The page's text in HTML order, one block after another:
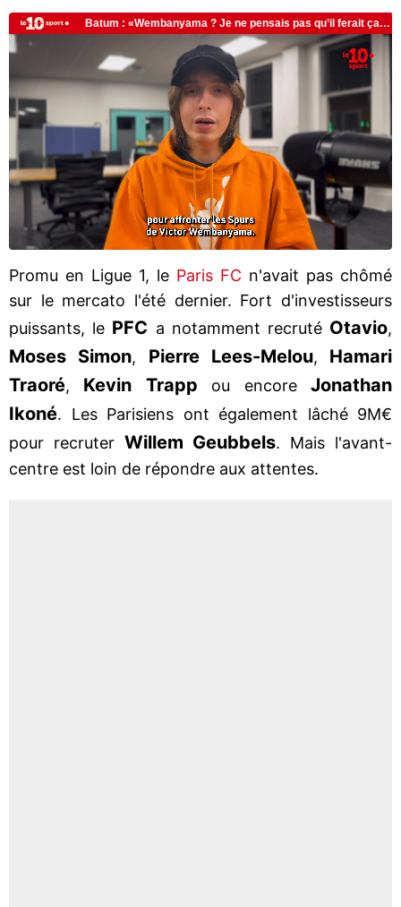
Promu en Ligue 1, le Paris FC n'avait pas chômé
sur le mercato l'été dernier. Fort d'investisseurs
puissants, le PFC a notamment recruté Otavio,
Moses Simon, Pierre Lees-Melou, Hamari
Traoré, Kevin Trapp ou encoreJonathan
Ikoné. Les Parisiens ont également lâché 9M€
pour recruter Willem Geubbels. Mais l'avant-
centre est loin de répondre aux attentes.